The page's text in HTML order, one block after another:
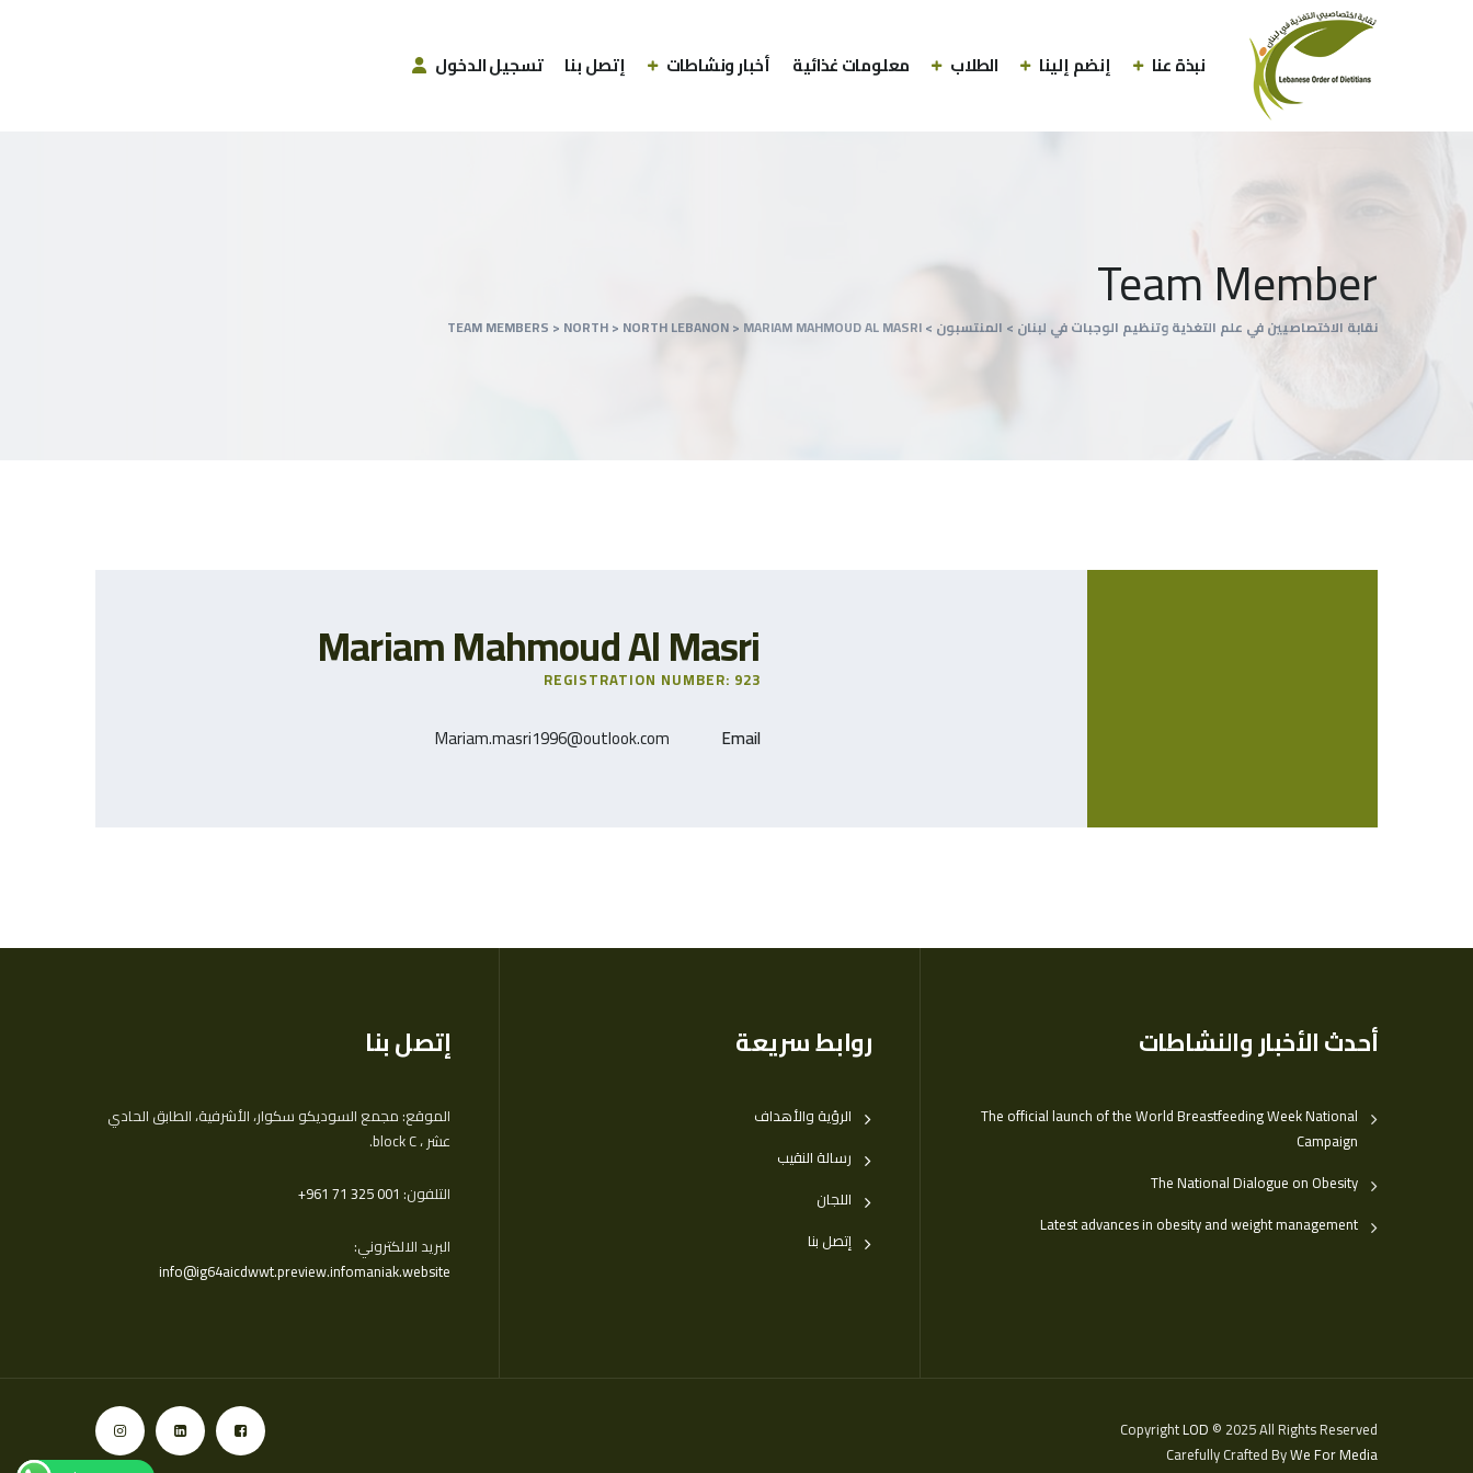
نبذة عنا إنضم إلينا الطلاب معلومات غذائية أخبار ونشاطات إتصل بنا تسجيل الدخول
Team Member
نقابة الاختصاصيين في علم التغذية وتنظيم الوجبات في لبنان > المنتسبون >
TEAM MEMBERS > NORTH> NORTH LEBANON> MARIAM MAHMOUD AL MASRI
Mariam Mahmoud Al Masri
REGISTRATION NUMBER: 923
Email
Mariam.masri1996@outlook.com
أحدث الأخبار والنشاطات
The official launch of the World Breastfeeding Week National
Campaign
The National Dialogue on Obesity
Latest advances in obesity and weight management
روابط سريعة
الرؤية والأهداف
رسالة النقيب
اللجان
إتصل بنا
إتصل بنا
الموقع: مجمع السوديكو سكوار، الأشرفية، الطابق الحادي
عشر ، block C.
التلفون: ‎+961 71 325 001
البريد الالكتروني:
info@ig64aicdwwt.preview.infomaniak.website
CopyrightLOD © 2025 All Rights Reserved
Carefully Crafted ByWe For Media